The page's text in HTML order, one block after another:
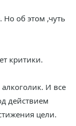
Но об этом ,чуть
критики.
И все
действием
цели.